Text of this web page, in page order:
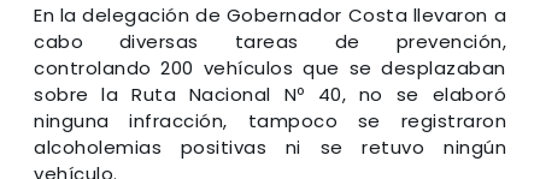
En la delegación de Gobernador Costa llevaron a
cabo diversas tareas de prevención,
controlando 200 vehículos que se desplazaban
sobre la Ruta Nacional Nº 40, no se elaboró
ninguna infracción, tampoco se registraron
alcoholemias positivas ni se retuvo ningún
vehículo.